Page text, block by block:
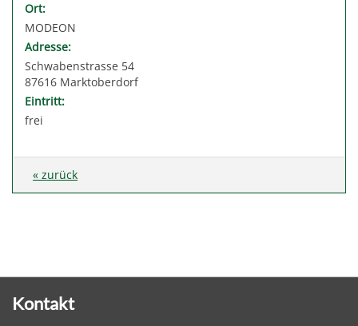
Ort:
MODEON
Adresse:
Schwabenstrasse 54
87616 Marktoberdorf
Eintritt:
frei
« zurück
Kontakt